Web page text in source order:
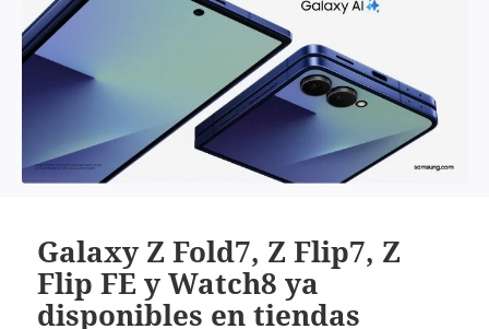
Galaxy Z Fold7, Z Flip7, Z
Flip FE y Watch8 ya
disponibles en tiendas